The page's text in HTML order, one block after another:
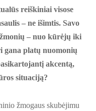
reiškiniai visose
– ne išimtis. Savo
– nuo kūrėjų iki
gana platų nuomonių
akcentą,
situaciją?
žmogaus skubėjimu